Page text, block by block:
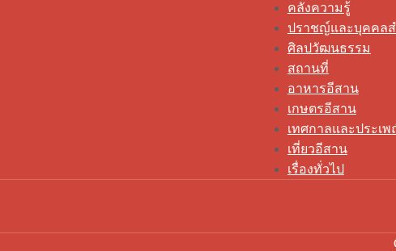
คลังความรู้
ปราชญ์และบุคคล
ศิลปวัฒนธรรม
สถานที่
อาหารอีสาน
เกษตรอีสาน
เทศกาลและประเ
เที่ยวอีสาน
เรื่องทั่วไป